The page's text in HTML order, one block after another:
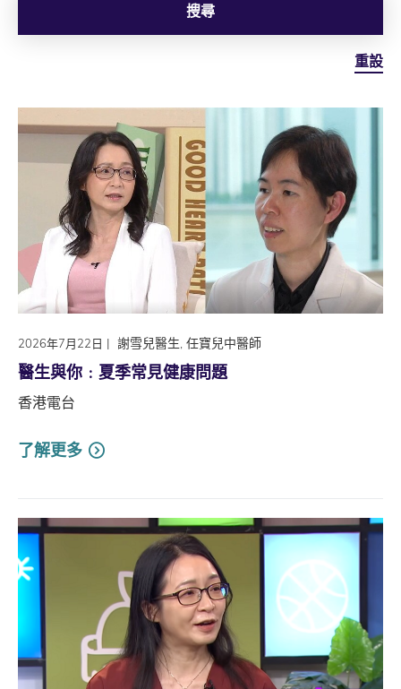
搜尋
重設
2026年7月22日 | 謝雪兒醫生, 任寶兒中醫師
醫生與你﹕夏季常見健康問題
香港電台
了解更多